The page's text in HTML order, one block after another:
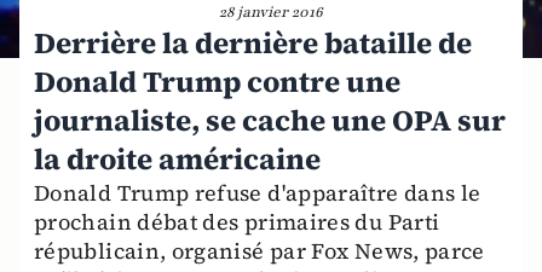
28 janvier 2016
Derrière la dernière bataille de
Donald Trump contre une
journaliste, se cache une OPA sur
la droite américaine
Donald Trump refuse d'apparaître dans le
prochain débat des primaires du Parti
républicain, organisé par Fox News, parce